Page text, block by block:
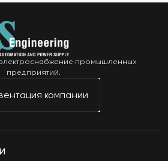
промышленных
предприятий.
компании